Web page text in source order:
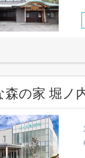
森の家 堀ノ